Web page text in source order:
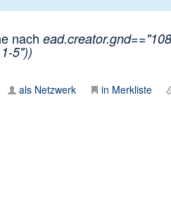
nach
5"))
als Netzwerk in Merkliste